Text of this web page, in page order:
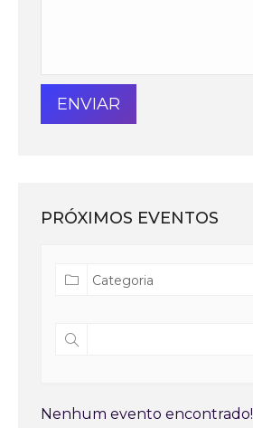
PRÓXIMOS EVENTOS
Nenhum evento encontrado!